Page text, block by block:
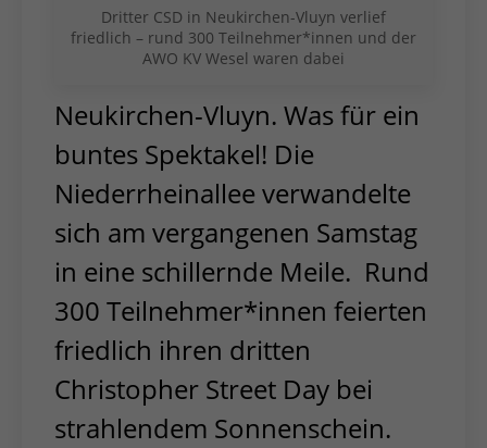
Dritter CSD in Neukirchen-Vluyn verlief
friedlich – rund 300 Teilnehmer*innen und der
AWO KV Wesel waren dabei
Neukirchen-Vluyn. Was für ein
buntes Spektakel! Die
Niederrheinallee verwandelte
sich am vergangenen Samstag
in eine schillernde Meile. Rund
300 Teilnehmer*innen feierten
friedlich ihren dritten
Christopher Street Day bei
strahlendem Sonnenschein.